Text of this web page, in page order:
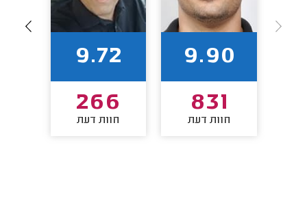
9.90
831
חוות דעת
9.72
266
חוות דעת